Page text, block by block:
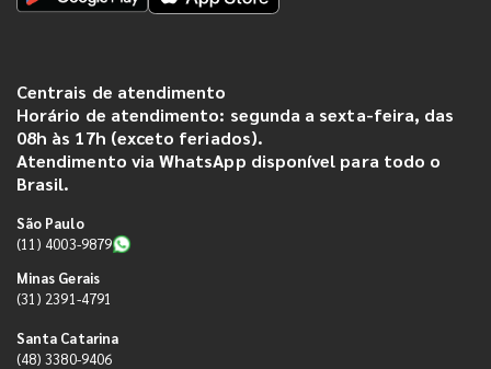
Centrais de atendimento
Horário de atendimento: segunda a sexta-feira, das
08h às 17h (exceto feriados).
Atendimento via WhatsApp disponível para todo o
Brasil.
São Paulo
(11) 4003-9879
Minas Gerais
(31) 2391-4791
Santa Catarina
(48) 3380-9406